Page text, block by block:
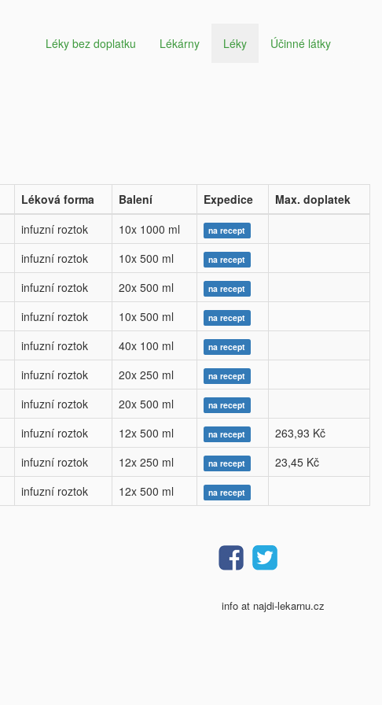
Léky bez doplatku Lékárny Léky Účinné látky
Léková forma Balení Expedice
Max. doplatek
infuzní roztok 10x 1000 ml na recept
infuzní roztok 10x 500 ml na recept
infuzní roztok 20x 500 ml na recept
infuzní roztok 10x 500 ml na recept
infuzní roztok 40x 100 ml na recept
infuzní roztok 20x 250 ml na recept
infuzní roztok 20x 500 ml na recept
infuzní roztok 12x 500 ml na recept
263,93 Kč
infuzní roztok 12x 250 ml na recept
23,45 Kč
infuzní roztok 12x 500 ml na recept
info at najdi-lekarnu.cz